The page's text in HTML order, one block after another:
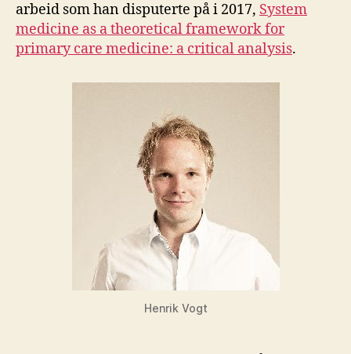
arbeid som han disputerte på i 2017, System
medicine as a theoretical framework for
primary care medicine: a critical analysis.
Henrik Vogt